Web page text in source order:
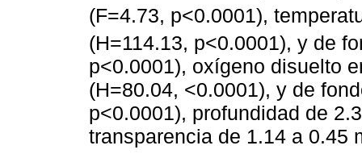
(F=4.73, p<0.0001),
(H=114.13, p<0.0001), y de
p<0.0001), oxígeno disuelto
(H=80.04, <0.0001), y de
p<0.0001), profundidad de
transparencia de 1.14 a 0.45